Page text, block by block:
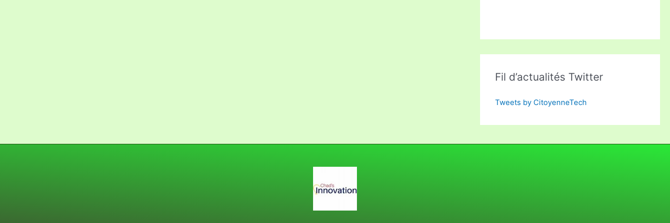
Fil d’actualités Twitter
Tweets by CitoyenneTech